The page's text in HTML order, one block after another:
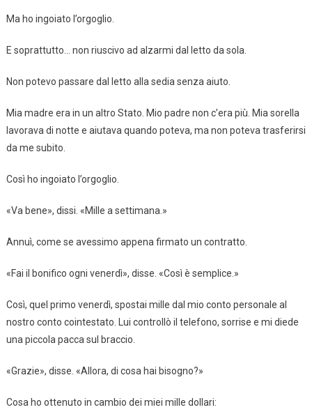
Ma ho ingoiato l’orgoglio.
E soprattutto… non riuscivo ad alzarmi dal letto da sola.
Non potevo passare dal letto alla sedia senza aiuto.
Mia madre era in un altro Stato. Mio padre non c’era più. Mia sorella
lavorava di notte e aiutava quando poteva, ma non poteva trasferirsi
da me subito.
Così ho ingoiato l’orgoglio.
«Va bene», dissi. «Mille a settimana.»
Annuì, come se avessimo appena firmato un contratto.
«Fai il bonifico ogni venerdì», disse. «Così è semplice.»
Così, quel primo venerdì, spostai mille dal mio conto personale al
nostro conto cointestato. Lui controllò il telefono, sorrise e mi diede
una piccola pacca sul braccio.
«Grazie», disse. «Allora, di cosa hai bisogno?»
Cosa ho ottenuto in cambio dei miei mille dollari: